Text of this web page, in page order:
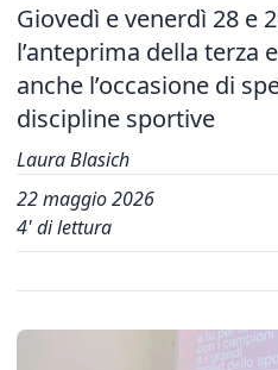
Giovedì e venerdì 28 e
l’anteprima della terza
anche l’occasione di
discipline sportive
Laura Blasich
22 maggio 2026
4' di lettura